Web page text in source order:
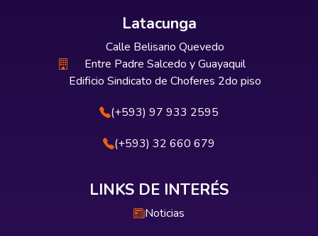
Latacunga
Calle Belisario Quevedo
Entre Padre Salcedo y Guayaquil
Edificio Sindicato de Choferes 2do piso
(+593) 97 933 2595
(+593) 32 660 679
LINKS DE INTERÉS
Noticias